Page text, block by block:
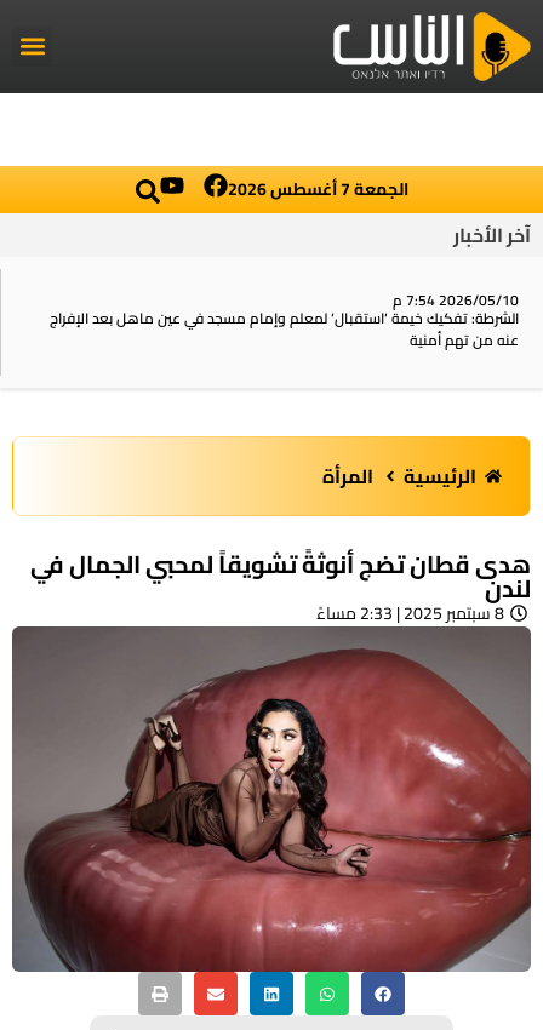
الجمعة 7 أغسطس 2026
آخر الأخبار
2026/05/10 7:54 م
الشرطة: تفكيك خيمة ‘استقبال‘ لمعلم وإمام مسجد في عين ماهل بعد الإفراج
عنه من تهم أمنية
الرئيسية المرأة
هدى قطان تضج أنوثةً تشويقاً لمحبي الجمال في
لندن
8 سبتمبر 2025 | 2:33 مساءً